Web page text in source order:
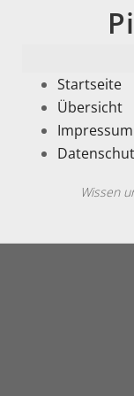
Startseite
Übersicht
Impressum
Wissen